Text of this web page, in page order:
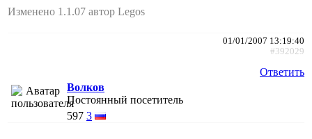
Изменено 1.1.07 автор Legos
01/01/2007 13:19:40
#392029
Ответить
Волков
Постоянный посетитель
597 3